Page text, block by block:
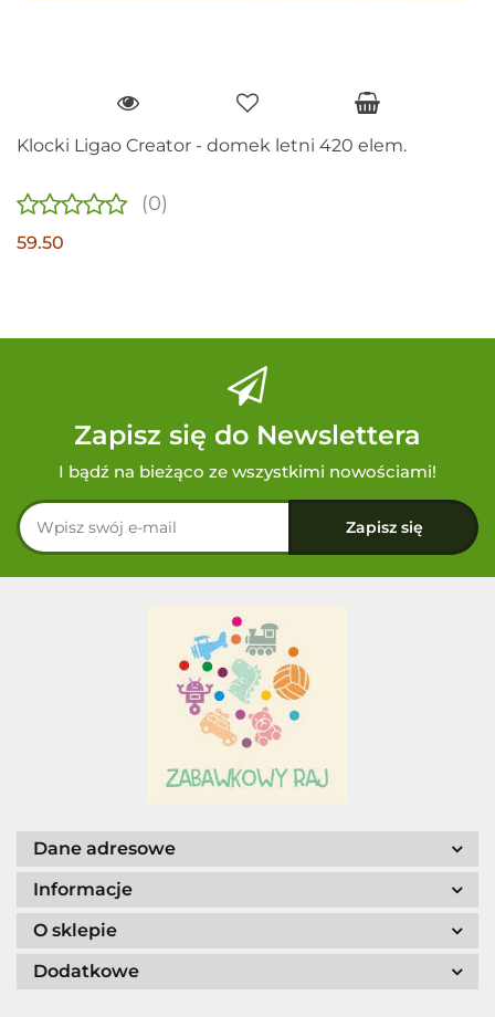
Klocki Ligao Creator - domek letni 420 elem.
(0)
59.50
Zapisz się do Newslettera
I bądź na bieżąco ze wszystkimi nowościami!
Dane adresowe
Informacje
O sklepie
Dodatkowe